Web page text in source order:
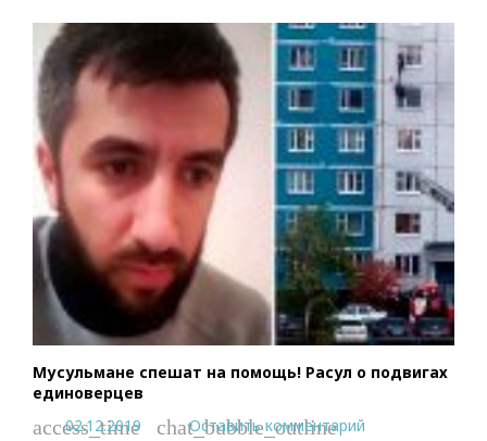
Мусульмане спешат на помощь! Расул о подвигах
единоверцев
access_time
02.12.2019 chat_bubble_outline
Оставить комментарий